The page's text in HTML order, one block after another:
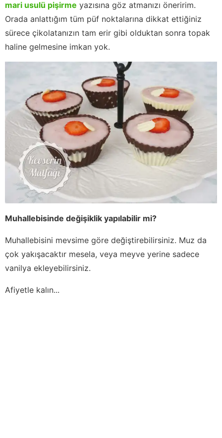
mari usulü pişirme yazısına göz atmanızı öneririm.
Orada anlattığım tüm püf noktalarına dikkat ettiğiniz
sürece çikolatanızın tam erir gibi olduktan sonra topak
haline gelmesine imkan yok.
Muhallebisinde değişiklik yapılabilir mi?
Muhallebisini mevsime göre değiştirebilirsiniz. Muz da
çok yakışacaktır mesela, veya meyve yerine sadece
vanilya ekleyebilirsiniz.
Afiyetle kalın...